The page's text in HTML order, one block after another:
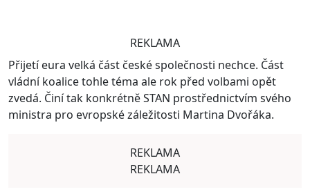
REKLAMA
Přijetí eura velká část české společnosti nechce. Část
vládní koalice tohle téma ale rok před volbami opět
zvedá. Činí tak konkrétně STAN prostřednictvím svého
ministra pro evropské záležitosti Martina Dvořáka.
REKLAMA
REKLAMA